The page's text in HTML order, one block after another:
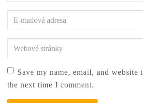
a
příjmení*
adresa*
Save my name, email, and
the next time I comment.